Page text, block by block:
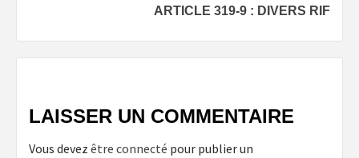
ARTICLE 319-9 : DIVERS RIF
LAISSER UN COMMENTAIRE
Vous devez être connecté pour publier un